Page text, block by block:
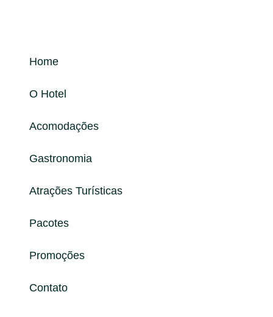
Home
O Hotel
Acomodações
Gastronomia
Atrações Turísticas
Pacotes
Promoções
Contato